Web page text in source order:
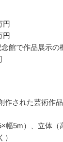
円
円
館で作品展示の
作された芸術作品
幅5m）、立体（